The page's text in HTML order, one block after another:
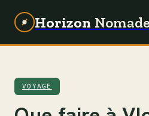
Horizon Nomade
VOYAGE